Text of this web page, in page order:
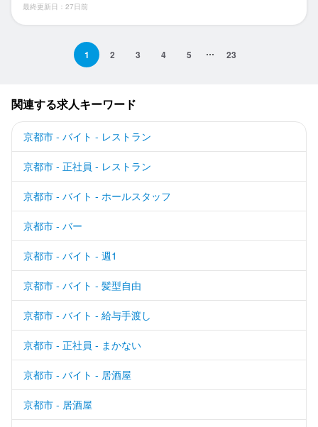
最終更新日：27日前
1 2 3 4 5 23
関連する求人キーワード
京都市 - バイト - レストラン
京都市 - 正社員 - レストラン
京都市 - バイト - ホールスタッフ
京都市 - バー
京都市 - バイト - 週1
京都市 - バイト - 髪型自由
京都市 - バイト - 給与手渡し
京都市 - 正社員 - まかない
京都市 - バイト - 居酒屋
京都市 - 居酒屋